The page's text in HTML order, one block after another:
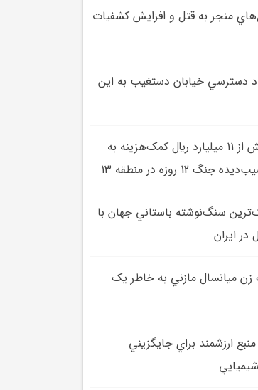
منجر به قتل و افزايش کشفيات
دسترسي خيابان دستغيب به اين
پرداخت بيش از 11 ميليارد ريال کمک‌هزينه به
12 روزه در منطقه 13
سنگ‌نوشته باستاني جهان با
زن ميانسال مازني به خاطر يک
ارزشمند براي جايگزيني